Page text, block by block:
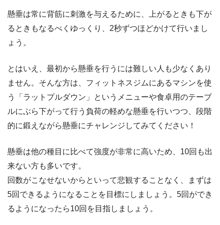
懸垂は常に背筋に刺激を与えるために、上がるときも下が
るときもなるべくゆっくり、2秒ずつほどかけて行いまし
ょう。
とはいえ、最初から懸垂を行うには難しい人も少なくあり
ません。そんな方は、フィットネスジムにあるマシンを使
う「ラットプルダウン」というメニューや食卓用のテーブ
ルにぶら下がって行う負荷の軽めな懸垂を行いつつ、段階
的に鍛えながら懸垂にチャレンジしてみてください！
懸垂は他の種目に比べて強度が非常に高いため、10回も出
来ない方も多いです。
回数がこなせないからといって悲観することなく、まずは
5回できるようになることを目標にしましょう。5回ができ
るようになったら10回を目指しましょう。